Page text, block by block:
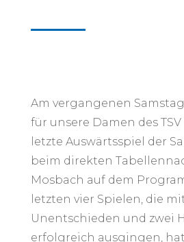
Am vergangenen
für unsere Damen des
letzte Auswärtsspiel der
beim direkten
Mosbach auf dem
letzten vier Spielen, die
Unentschieden und zwei
erfolgreich ausgingen,